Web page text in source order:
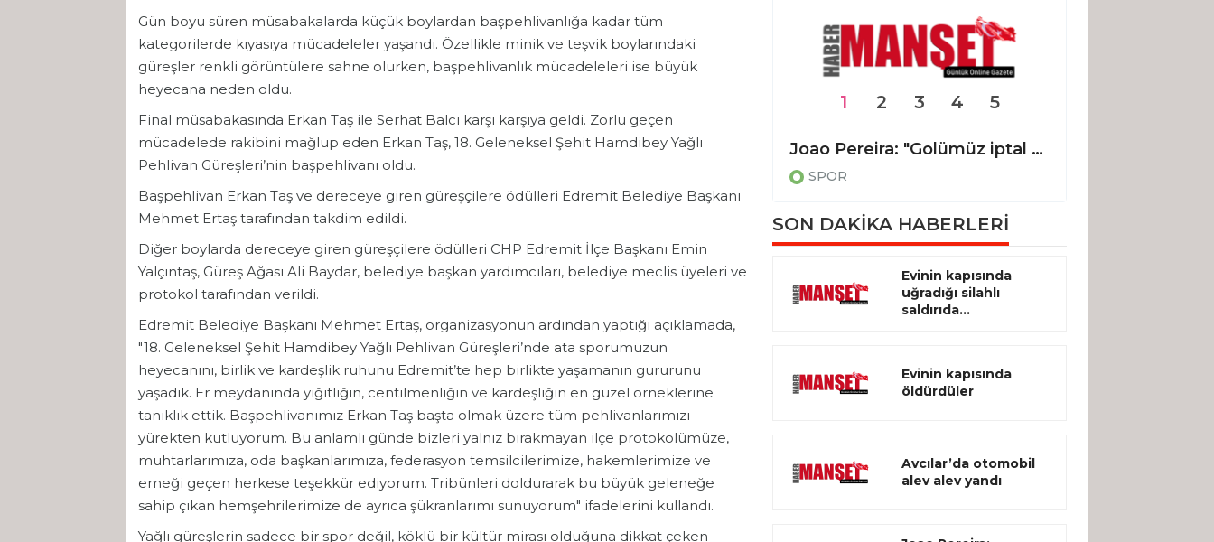
Gün boyu süren müsabakalarda küçük boylardan başpehlivanlığa kadar tüm
kategorilerde kıyasıya mücadeleler yaşandı. Özellikle minik ve teşvik boylarındaki
güreşler renkli görüntülere sahne olurken, başpehlivanlık mücadeleleri ise büyük
heyecana neden oldu.
Final müsabakasında Erkan Taş ile Serhat Balcı karşı karşıya geldi. Zorlu geçen
mücadelede rakibini mağlup eden Erkan Taş, 18. Geleneksel Şehit Hamdibey Yağlı
Pehlivan Güreşleri’nin başpehlivanı oldu.
Başpehlivan Erkan Taş ve dereceye giren güreşçilere ödülleri Edremit Belediye Başkanı
Mehmet Ertaş tarafından takdim edildi.
Diğer boylarda dereceye giren güreşçilere ödülleri CHP Edremit İlçe Başkanı Emin
Yalçıntaş, Güreş Ağası Ali Baydar, belediye başkan yardımcıları, belediye meclis üyeleri ve
protokol tarafından verildi.
Edremit Belediye Başkanı Mehmet Ertaş, organizasyonun ardından yaptığı açıklamada,
"18. Geleneksel Şehit Hamdibey Yağlı Pehlivan Güreşleri’nde ata sporumuzun
heyecanını, birlik ve kardeşlik ruhunu Edremit’te hep birlikte yaşamanın gururunu
yaşadık. Er meydanında yiğitliğin, centilmenliğin ve kardeşliğin en güzel örneklerine
tanıklık ettik. Başpehlivanımız Erkan Taş başta olmak üzere tüm pehlivanlarımızı
yürekten kutluyorum. Bu anlamlı günde bizleri yalnız bırakmayan ilçe protokolümüze,
muhtarlarımıza, oda başkanlarımıza, federasyon temsilcilerimize, hakemlerimize ve
emeği geçen herkese teşekkür ediyorum. Tribünleri doldurarak bu büyük geleneğe
sahip çıkan hemşehrilerimize de ayrıca şükranlarımı sunuyorum" ifadelerini kullandı.
Yağlı güreşlerin sadece bir spor değil, köklü bir kültür mirası olduğuna dikkat çeken
Joao Pereira: "Golümüz iptal edilmeseydi, 3 puanı alan taraf biz olacaktık"
SPOR
1 2 3 4 5
SON DAKİKA HABERLERİ
Evinin kapısında
uğradığı silahlı
saldırıda...
Evinin kapısında
öldürdüler
Avcılar’da otomobil
alev alev yandı